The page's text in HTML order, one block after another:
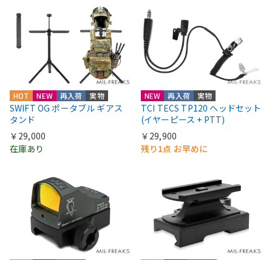
HOT NEW 再入荷 実物
SWIFT OG ポータブル ギアス
タンド
￥29,000
在庫あり
NEW 再入荷 実物
TCI TECS TP120 ヘッドセット
(イヤーピース + PTT)
￥29,900
残り1点 お早めに